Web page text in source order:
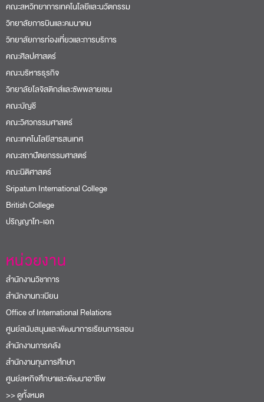
คณะสหวิทยาการเทคโนโลยีและนวัตกรรม
วิทยาลัยการบินและคมนาคม
วิทยาลัยการท่องเที่ยวและการบริการ
คณะศิลปศาสตร์
คณะบริหารธุรกิจ
วิทยาลัยโลจิสติกส์และซัพพลายเชน
คณะบัญชี
คณะวิศวกรรมศาสตร์
คณะเทคโนโลยีสารสนเทศ
คณะสถาปัตยกรรมศาสตร์
คณะนิติศาสตร์
Sripatum International College
British College
ปริญญาโท-เอก
หน่วยงาน
สำนักงานวิชาการ
สำนักงานทะเบียน
Office of International Relations
ศูนย์สนับสนุนและพัฒนาการเรียนการสอน
สำนักงานการคลัง
สำนักงานทุนการศึกษา
ศูนย์สหกิจศึกษาและพัฒนาอาชีพ
>> ดูทั้งหมด